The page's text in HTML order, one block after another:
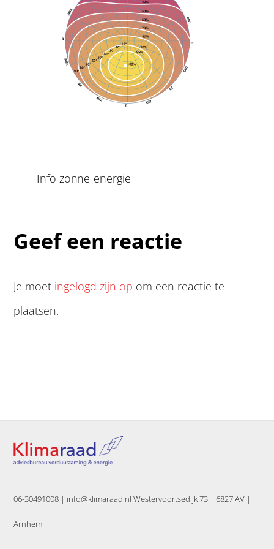
Info zonne-energie
Geef een reactie
Je moet ingelogd zijn op om een reactie te
plaatsen.
06-30491008 | info@klimaraad.nl Westervoortsedijk 73 | 6827 AV |
Arnhem